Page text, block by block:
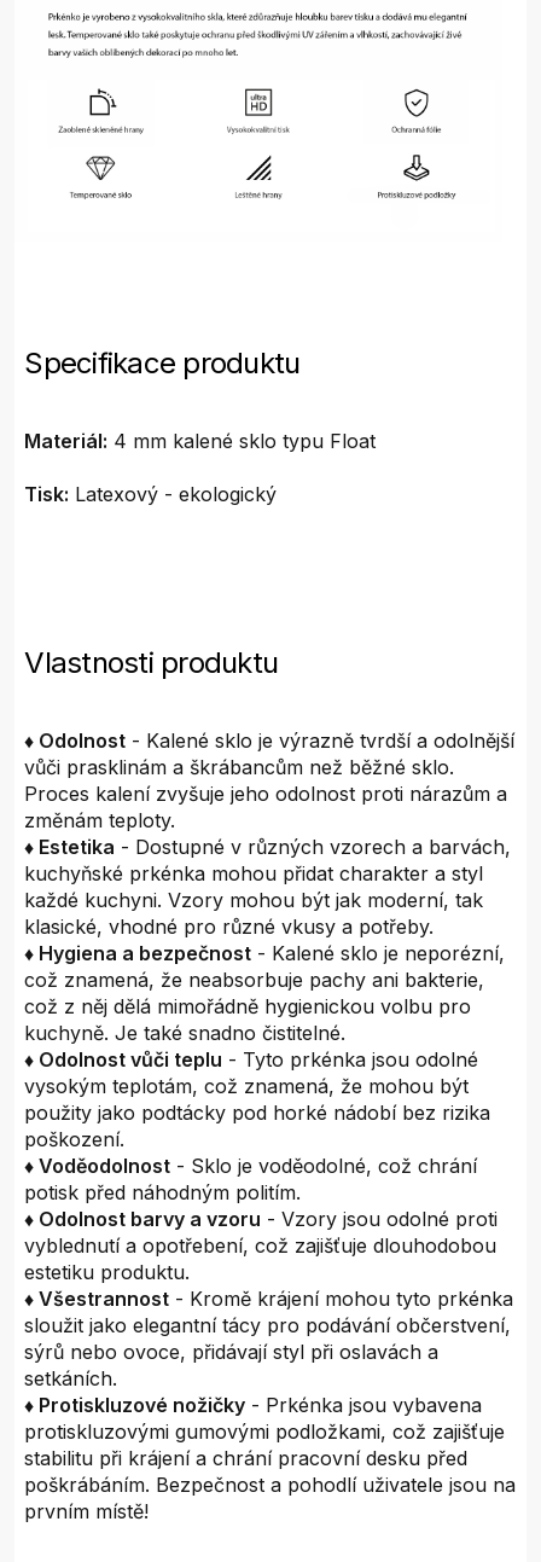
Specifikace produktu
Materiál: 4 mm kalené sklo typu Float
Tisk: Latexový - ekologický
Vlastnosti produktu
♦ Odolnost - Kalené sklo je výrazně tvrdší a odolnější
vůči prasklinám a škrábancům než běžné sklo.
Proces kalení zvyšuje jeho odolnost proti nárazům a
změnám teploty.
♦ Estetika - Dostupné v různých vzorech a barvách,
kuchyňské prkénka mohou přidat charakter a styl
každé kuchyni. Vzory mohou být jak moderní, tak
klasické, vhodné pro různé vkusy a potřeby.
♦ Hygiena a bezpečnost - Kalené sklo je neporézní,
což znamená, že neabsorbuje pachy ani bakterie,
což z něj dělá mimořádně hygienickou volbu pro
kuchyně. Je také snadno čistitelné.
♦ Odolnost vůči teplu - Tyto prkénka jsou odolné
vysokým teplotám, což znamená, že mohou být
použity jako podtácky pod horké nádobí bez rizika
poškození.
♦ Voděodolnost - Sklo je voděodolné, což chrání
potisk před náhodným politím.
♦ Odolnost barvy a vzoru - Vzory jsou odolné proti
vyblednutí a opotřebení, což zajišťuje dlouhodobou
estetiku produktu.
♦ Všestrannost - Kromě krájení mohou tyto prkénka
sloužit jako elegantní tácy pro podávání občerstvení,
sýrů nebo ovoce, přidávají styl při oslavách a
setkáních.
♦ Protiskluzové nožičky - Prkénka jsou vybavena
protiskluzovými gumovými podložkami, což zajišťuje
stabilitu při krájení a chrání pracovní desku před
poškrábáním. Bezpečnost a pohodlí uživatele jsou na
prvním místě!